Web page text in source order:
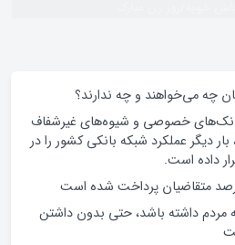
چه می‌خواهند و چه ندارند؟
خصوصی و شیوه‌های غیرشفاف
دیگر عملکرد شبکه بانکی کشور را در
داده است.
داشته باشد، حتی بدون داشتن